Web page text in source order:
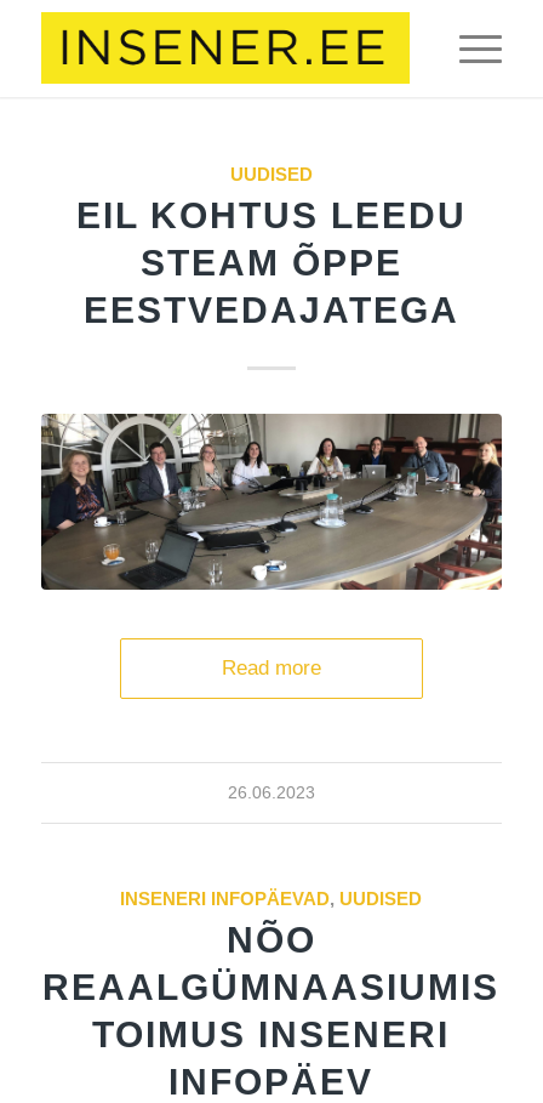
UUDISED
EIL KOHTUS LEEDU
STEAM ÕPPE
EESTVEDAJATEGA
Read more
26.06.2023
INSENERI INFOPÄEVAD, UUDISED
NÕO
REAALGÜMNAASIUMIS
TOIMUS INSENERI
INFOPÄEV